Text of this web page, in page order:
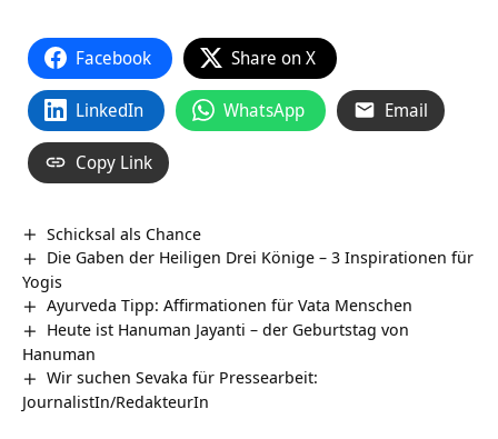
Facebook Share on X
LinkedIn WhatsApp Email
Copy Link
Schicksal als Chance
Die Gaben der Heiligen Drei Könige – 3 Inspirationen für
Yogis
Ayurveda Tipp: Affirmationen für Vata Menschen
Heute ist Hanuman Jayanti – der Geburtstag von
Hanuman
Wir suchen Sevaka für Pressearbeit:
JournalistIn/RedakteurIn